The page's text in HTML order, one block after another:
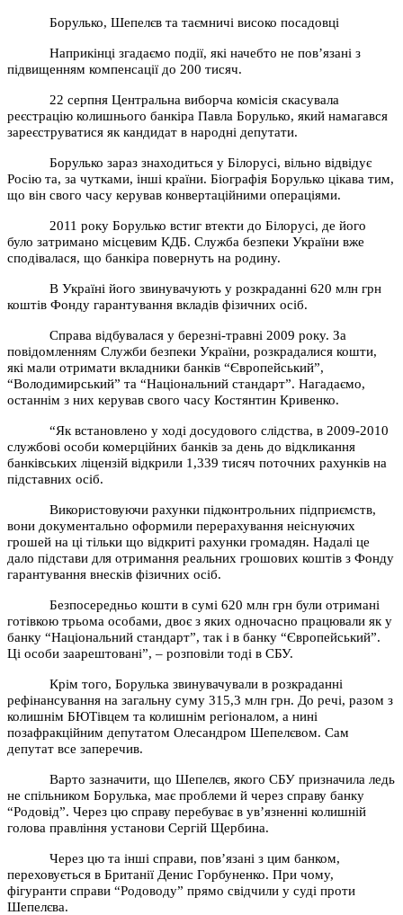
Борулько, Шепелєв та таємничі високо посадовці
Наприкінці згадаємо події, які начебто не пов’язані з
підвищенням компенсації до 200 тисяч.
22 серпня Центральна виборча комісія скасувала
реєстрацію колишнього банкіра Павла Борулько, який намагався
зареєструватися як кандидат в народні депутати.
Борулько зараз знаходиться у Білорусі, вільно відвідує
Росію та, за чутками, інші країни. Біографія Борулько цікава тим,
що він свого часу керував конвертаційними операціями.
2011 року Борулько встиг втекти до Білорусі, де його
було затримано місцевим КДБ. Служба безпеки України вже
сподівалася, що банкіра повернуть на родину.
В Україні його звинувачують у розкраданні 620 млн грн
коштів Фонду гарантування вкладів фізичних осіб.
Справа відбувалася у березні-травні 2009 року. За
повідомленням Служби безпеки України, розкрадалися кошти,
які мали отримати вкладники банків “Європейський”,
“Володимирський” та “Національний стандарт”. Нагадаємо,
останнім з них керував свого часу Костянтин Кривенко.
“Як встановлено у ході досудового слідства, в 2009-2010
службові особи комерційних банків за день до відкликання
банківських ліцензій відкрили 1,339 тисяч поточних рахунків на
підставних осіб.
Використовуючи рахунки підконтрольних підприємств,
вони документально оформили перерахування неіснуючих
грошей на ці тільки що відкриті рахунки громадян. Надалі це
дало підстави для отримання реальних грошових коштів з Фонду
гарантування внесків фізичних осіб.
Безпосередньо кошти в сумі 620 млн грн були отримані
готівкою трьома особами, двоє з яких одночасно працювали як у
банку “Національний стандарт”, так і в банку “Європейський”.
Ці особи заарештовані”, – розповіли тоді в СБУ.
Крім того, Борулька звинувачували в розкраданні
рефінансування на загальну суму 315,3 млн грн. До речі, разом з
колишнім БЮТівцем та колишнім регіоналом, а нині
позафракційним депутатом Олесандром Шепелєвом. Сам
депутат все заперечив.
Варто зазначити, що Шепелєв, якого СБУ призначила ледь
не спільником Борулька, має проблеми й через справу банку
“Родовід”. Через цю справу перебуває в ув’язненні колишній
голова правління установи Сергій Щербина.
Через цю та інші справи, пов’язані з цим банком,
переховується в Британії Денис Горбуненко. При чому,
фігуранти справи “Родоводу” прямо свідчили у суді проти
Шепелєва.